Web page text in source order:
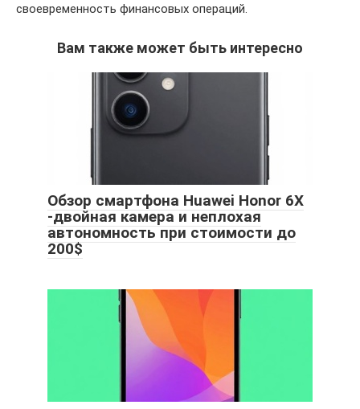
своевременность финансовых операций.
Вам также может быть интересно
Обзор смартфона Huawei Honor 6X
-двойная камера и неплохая
автономность при стоимости до
200$